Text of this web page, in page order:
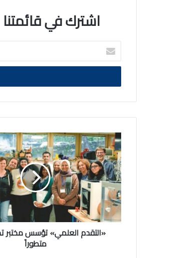
اشترك في
اكتب
بريدك
الالكتروني
«التقدم
العلمي»
تؤسس
مختبر
تصنيع
علمي
متطوراً
«التقدم العلمي» تؤسس مختبر
متطوراً